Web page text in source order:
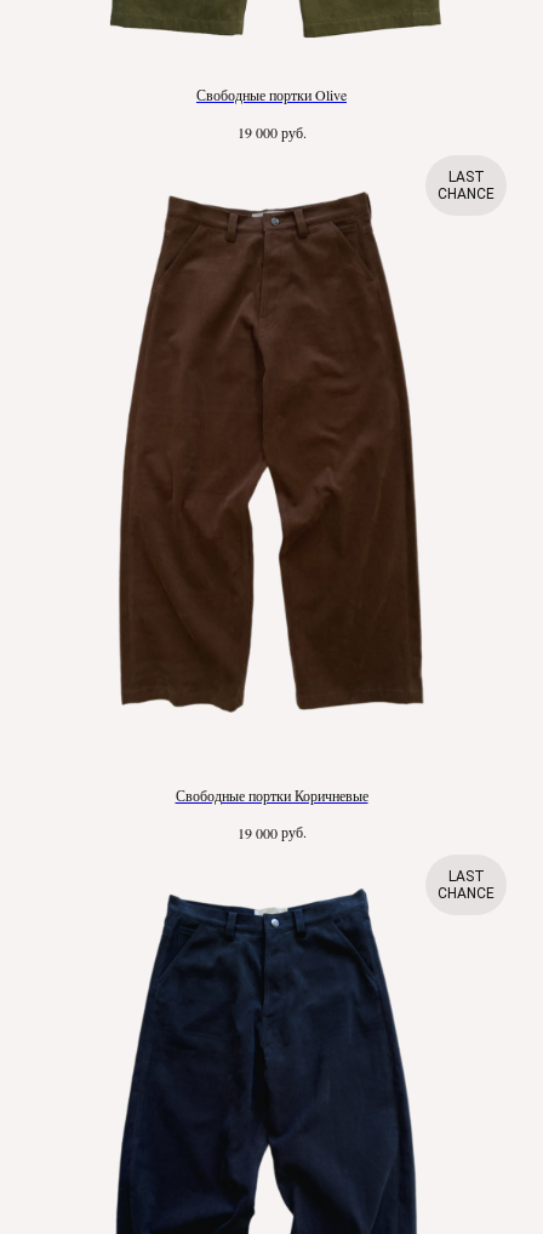
Свободные портки Olive
19 000 руб.
LAST
CHANCE
Свободные портки Коричневые
19 000 руб.
LAST
CHANCE